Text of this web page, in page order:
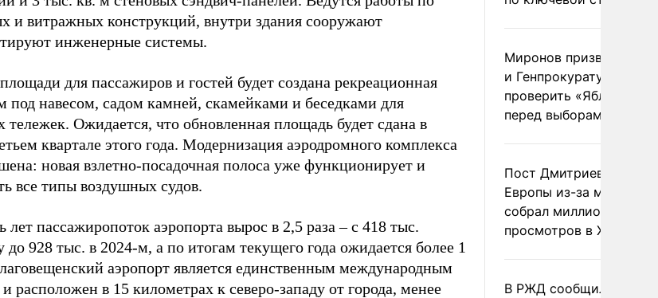
и витражных конструкций, внутри здания сооружают
инженерные системы.
для пассажиров и гостей будет создана рекреационная
под навесом, садом камней, скамейками и беседками для
тележек. Ожидается, что обновленная площадь будет сдана в
квартале этого года. Модернизация аэродромного комплекса
новая взлетно-посадочная полоса уже функционирует и
все типы воздушных судов.
лет пассажиропоток аэропорта вырос в 2,5 раза – с 418 тыс.
до 928 тыс. в 2024-м, а по итогам текущего года ожидается более 1
аэропорт является единственным международным
расположен в 15 километрах к северо-западу от города, менее
Миронов призвал
и Генпрокуратуру
проверить «Яблоко»
перед выборами
Пост Дмитриева о
Европы из-за
собрал миллион
просмотров в X
В РЖД сообщили о